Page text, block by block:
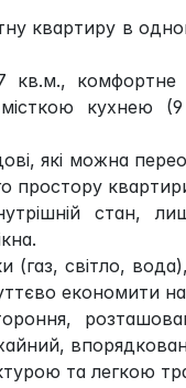
квартиру в
кв.м.,
кухнею
які можна
простору
стан,
(газ, світло,
економити
та легкою